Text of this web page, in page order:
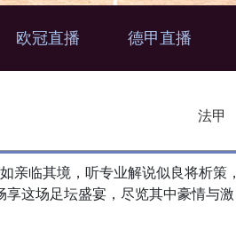
欧冠直播 德甲直播
法甲
亲临其境，听专业解说似良将析策，
这场足坛盛宴，尽览其中豪情与激